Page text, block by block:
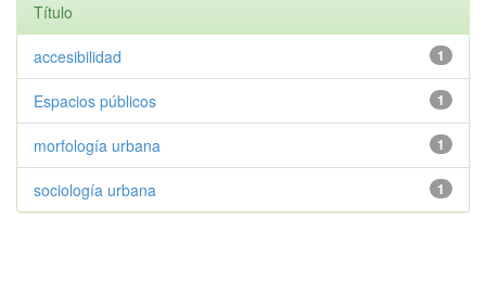
Título
1
accesibilidad
1
Espacios públicos
1
morfología urbana
1
sociología urbana